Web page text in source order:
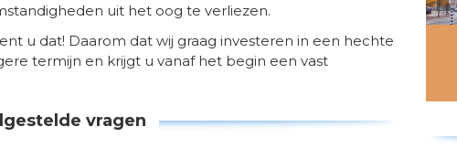
uit het oog te verliezen.
u dat! Daarom dat wij graag investeren in een hechte
termijn en krijgt u vanaf het begin een vast
vragen